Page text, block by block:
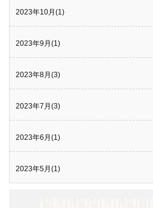
2023年10月(1)
2023年9月(1)
2023年8月(3)
2023年7月(3)
2023年6月(1)
2023年5月(1)